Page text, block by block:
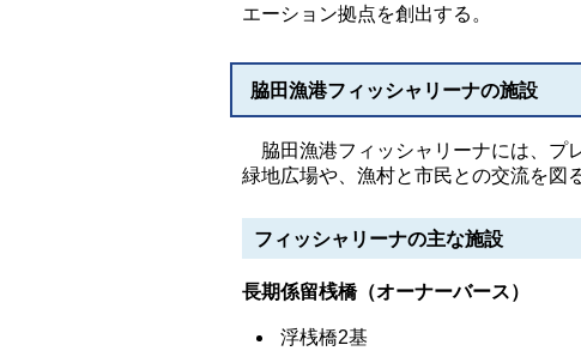
エーション拠点を創出する。
脇田漁港フィッシャリーナの施設
脇田漁港フィッシャリーナには、プ
緑地広場や、漁村と市民との交流を図
フィッシャリーナの主な施設
長期係留桟橋（オーナーバース）
浮桟橋2基